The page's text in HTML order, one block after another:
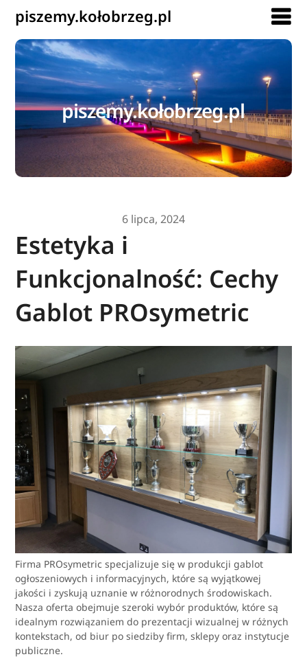
piszemy.kołobrzeg.pl
piszemy.kołobrzeg.pl
6 lipca, 2024
Estetyka i
Funkcjonalność: Cechy
Gablot PROsymetric
Firma PROsymetric specjalizuje się w produkcji gablot
ogłoszeniowych i informacyjnych, które są wyjątkowej
jakości i zyskują uznanie w różnorodnych środowiskach.
Nasza oferta obejmuje szeroki wybór produktów, które są
idealnym rozwiązaniem do prezentacji wizualnej w różnych
kontekstach, od biur po siedziby firm, sklepy oraz instytucje
publiczne.